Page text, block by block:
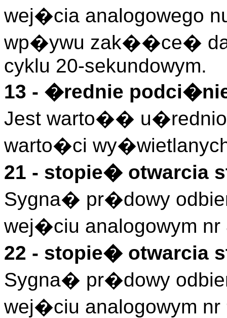
wej�cia analogowego
wp�ywu zak��ce�
cyklu 20-sekundowym.
13 - �rednie
Jest warto��
warto�ci
21 - stopie� otwarcia
Sygna� pr�dowy
wej�ciu analogowym nr
22 - stopie� otwarcia
Sygna� pr�dowy
wej�ciu analogowym nr